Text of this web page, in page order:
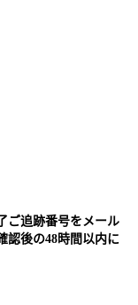
ご追跡番号をメール
認後の48時間以内に